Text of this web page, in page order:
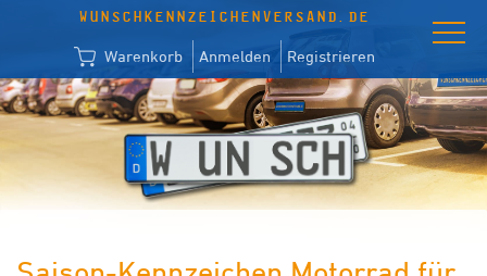
WUNSCHKENNZEICHENVERSAND.DE
Warenkorb Anmelden Registrieren